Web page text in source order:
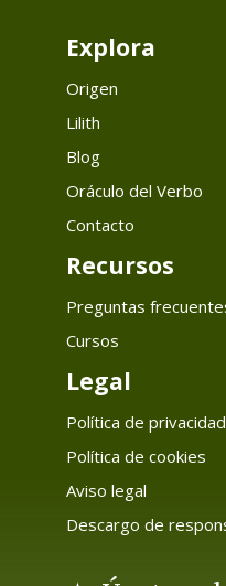
Explora
Origen
Lilith
Blog
Oráculo del Verbo
Contacto
Recursos
Preguntas
Cursos
Legal
Política de privacidad
Política de cookies
Aviso legal
Descargo de